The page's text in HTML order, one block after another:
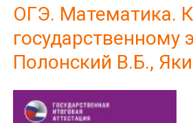
ОГЭ. Математика.
государственному
Полонский В.Б.,